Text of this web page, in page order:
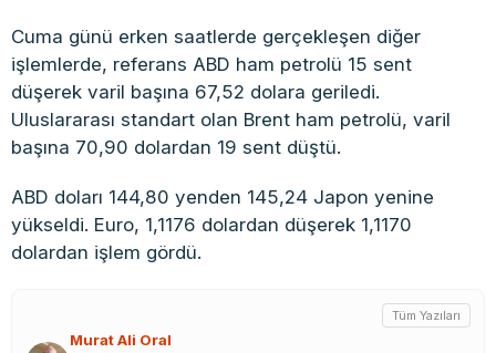
Cuma günü erken saatlerde gerçekleşen diğer
işlemlerde, referans ABD ham petrolü 15 sent
düşerek varil başına 67,52 dolara geriledi.
Uluslararası standart olan Brent ham petrolü, varil
başına 70,90 dolardan 19 sent düştü.
ABD doları 144,80 yenden 145,24 Japon yenine
yükseldi. Euro, 1,1176 dolardan düşerek 1,1170
dolardan işlem gördü.
Murat Ali Oral
Tüm Yazıları